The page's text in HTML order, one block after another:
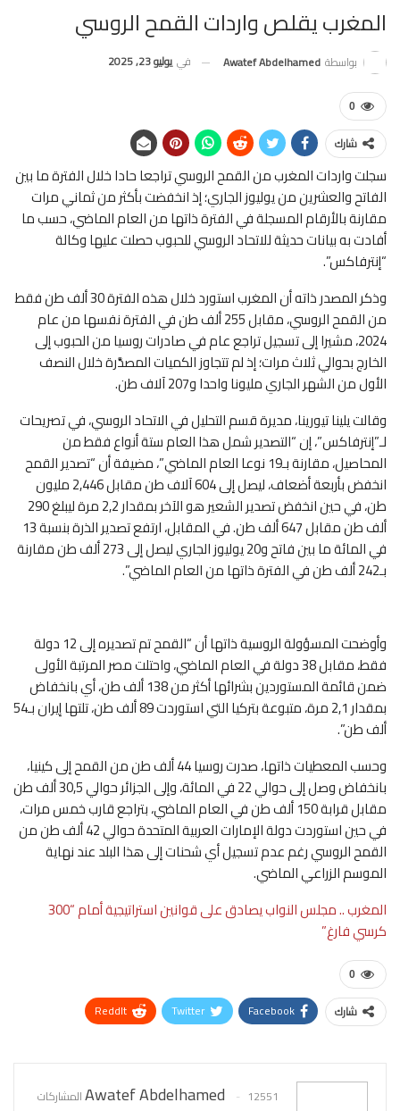
المغرب يقلص واردات القمح الروسي
بواسطة Awatef Abdelhamed في يوليو 23, 2025
0
شارك
سجلت واردات المغرب من القمح الروسي تراجعا حادا خلال الفترة ما بين
الفاتح والعشرين من يوليوز الجاري؛ إذ انخفضت بأكثر من ثماني مرات
مقارنة بالأرقام المسجلة في الفترة ذاتها من العام الماضي، حسب ما
أفادت به بيانات حديثة للاتحاد الروسي للحبوب حصلت عليها وكالة
“إنترفاكس”.
وذكر المصدر ذاته أن المغرب استورد خلال هذه الفترة 30 ألف طن فقط
من القمح الروسي، مقابل 255 ألف طن في الفترة نفسها من عام
2024، مشيرا إلى تسجيل تراجع عام في صادرات روسيا من الحبوب إلى
الخارج بحوالي ثلاث مرات؛ إذ لم تتجاوز الكميات المصدَّرة خلال النصف
الأول من الشهر الجاري مليونا واحدا و207 آلاف طن.
وقالت يلينا تيورينا، مديرة قسم التحليل في الاتحاد الروسي، في تصريحات
لـ”إنترفاكس”، إن “التصدير شمل هذا العام ستة أنواع فقط من
المحاصيل، مقارنة بـ19 نوعا العام الماضي”، مضيفة أن “تصدير القمح
انخفض بأربعة أضعاف، ليصل إلى 604 آلاف طن مقابل 2,446 مليون
طن، في حين انخفض تصدير الشعير هو الآخر بمقدار 2,2 مرة ليبلغ 290
ألف طن مقابل 647 ألف طن. في المقابل، ارتفع تصدير الذرة بنسبة 13
في المائة ما بين فاتح و20 يوليوز الجاري ليصل إلى 273 ألف طن مقارنة
بـ242 ألف طن في الفترة ذاتها من العام الماضي”.
وأوضحت المسؤولة الروسية ذاتها أن “القمح تم تصديره إلى 12 دولة
فقط، مقابل 38 دولة في العام الماضي، واحتلت مصر المرتبة الأولى
ضمن قائمة المستوردين بشرائها أكثر من 138 ألف طن، أي بانخفاض
بمقدار 2,1 مرة، متبوعة بتركيا التي استوردت 89 ألف طن، تلتها إيران بـ54
ألف طن”.
وحسب المعطيات ذاتها، صدرت روسيا 44 ألف طن من القمح إلى كينيا،
بانخفاض وصل إلى حوالي 22 في المائة، وإلى الجزائر حوالي 30,5 ألف طن
مقابل قرابة 150 ألف طن في العام الماضي، بتراجع قارب خمس مرات،
في حين استوردت دولة الإمارات العربية المتحدة حوالي 42 ألف طن من
القمح الروسي رغم عدم تسجيل أي شحنات إلى هذا البلد عند نهاية
الموسم الزراعي الماضي.
المغرب .. مجلس النواب يصادق على قوانين استراتيجية أمام “300
كرسي فارغ”
0
شارك Facebook
Twitter
ReddIt
Awatef Abdelhamed 12551 المشاركات